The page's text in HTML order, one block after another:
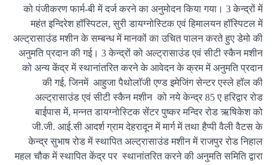
को पंजीकरण फार्म-बी में दर्ज करने का अनुमोदन किया गया। 3 केन्द्रों में
महंत इन्दिरेश हॉस्पिटल, सुरी डायग्नोस्टिक एवं हिमालयन हॉस्पिटल में
अल्ट्रासाउंड मशीन के सम्बन्ध में मानकों का उचित पालन करते हुए डेमो की
अनुमति प्रदान की गई। 3 केन्द्रों को अल्ट्रासाउंड एवं सीटी स्कैन मशीन
को अन्य केंद्र में स्थानांतरित करने के आवेदन के क्रम में अनुमति प्रदान
की गई, जिनमें आहुजा पैथोलाॅजी एण्ड इमेजिंग सेन्टर एस्ले हॉल की
अल्ट्रासाउंड एवं सीटी स्कैन मशीन को नये केन्द्र 85 ए हरिद्वार रोड
बाईपास में, मन्नत डायग्नोस्टिक सेंटर पुष्कर मन्दिर रोड ऋषिकेश को
जी.जी. आई.सी आदर्श ग्राम देहरादून में मार्ग में तथा हैप्पी वैली वैटस के
केन्द्र सुभाष रोड में स्थापित अल्ट्रासाउंड मशीन में राजपुर रोड निहाल
महल चौक में स्थापित केंद्र पर स्थानांतरित करने की अनुमति समिति द्वारा